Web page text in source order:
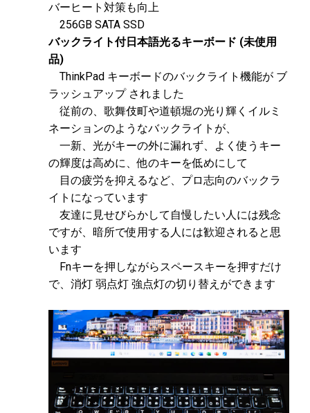
バーヒート対策も向上
256GB SATA SSD
バックライト付日本語光るキーボード (未使用
品)
ThinkPad キーボードのバックライト機能が ブ
ラッシュアップ されました
従前の、歌舞伎町や道頓堀の光り輝くイルミ
ネーションのようなバックライトが、
一新、光がキーの外に漏れず、よく使うキー
の輝度は高めに、他のキーを低めにして
目の疲労を抑えるなど、プロ志向のバックラ
イトになっています
友達に見せびらかして自慢したい人には残念
ですが、暗所で使用する人には歓迎されると思
います
Fnキーを押しながらスペースキーを押すだけ
で、消灯 弱点灯 強点灯の切り替えができます